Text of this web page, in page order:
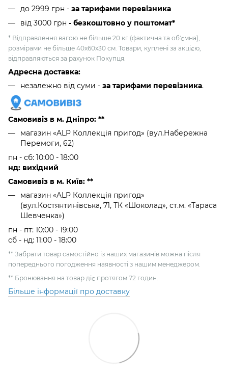
до 2999 грн - за тарифами перевізника
від 3000 грн - безкоштовно у поштомат*
* Відправлення вагою не більше 20 кг (фактична та об'ємна),
розмірами не більше 40х60х30 см. Товари, куплені за акцією,
відправляються за рахунок Покупця.
Адресна доставка:
незалежно від суми - за тарифами перевізника.
Самовивіз в м. Дніпро: **
магазин «ALP Коллекція пригод» (вул.Набережна
Перемоги, 62)
пн - сб: 10:00 - 18:00
нд: вихідний
Самовивіз в м. Київ: **
магазин «ALP Коллекція пригод»
(вул.Костянтинівська, 71, ТК «Шоколад», ст.м. «Тараса
Шевченка»)
пн - пт: 10:00 - 19:00
сб - нд: 11:00 - 18:00
** Забрати товар самостійно із наших магазинів можна після
попереднього погодження наявності з нашим менеджером.
** Бронювання на товар діє протягом 72 годин.
Більше інформації про доставку